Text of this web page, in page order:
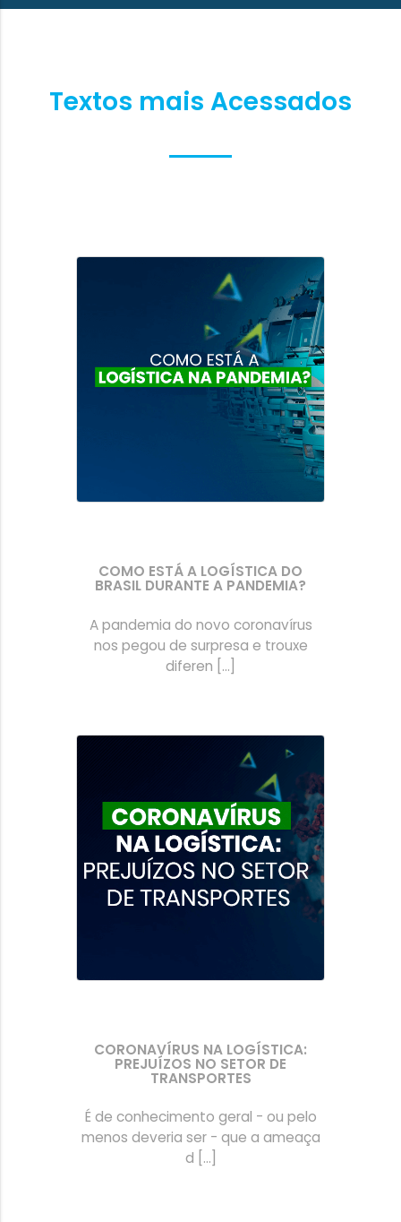
Textos mais Acessados
COMO ESTÁ A LOGÍSTICA DO
BRASIL DURANTE A PANDEMIA?
A pandemia do novo coronavírus
nos pegou de surpresa e trouxe
diferen [...]
CORONAVÍRUS NA LOGÍSTICA:
PREJUÍZOS NO SETOR DE
TRANSPORTES
É de conhecimento geral - ou pelo
menos deveria ser - que a ameaça
d [...]